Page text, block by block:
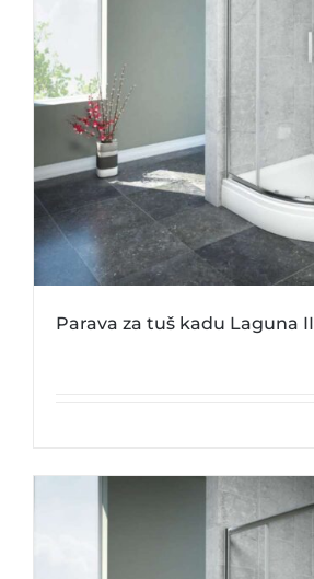
Parava za tuš kadu Laguna